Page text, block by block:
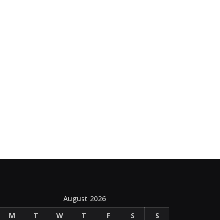
August 2026
M
T W T F S
S